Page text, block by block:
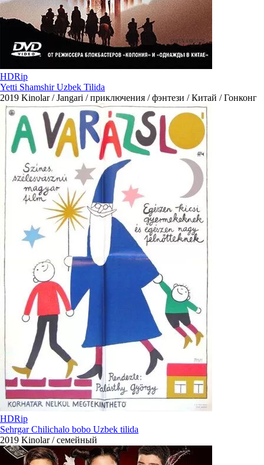
HDRip
Yetti Shamshir Uzbek Tilida
2019 Kinolar / Jangari / приключения / фэнтези / Китай / Гонконг
HDRip
Sehrgar Chilichalo bobo Uzbek tilida
2019 Kinolar / семейный